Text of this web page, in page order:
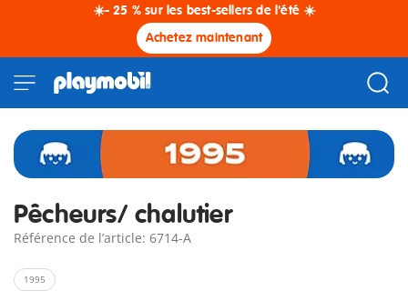
☀️- 25 % sur les best-sellers de l'été ☀️
Achetez maintenant
Pêcheurs/ chalutier
Référence de l’article: 6714-A
1995